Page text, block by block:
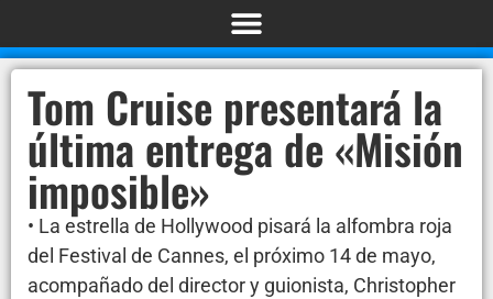
Tom Cruise presentará la
última entrega de «Misión
imposible»
• La estrella de Hollywood pisará la alfombra roja
del Festival de Cannes, el próximo 14 de mayo,
acompañado del director y guionista, Christopher